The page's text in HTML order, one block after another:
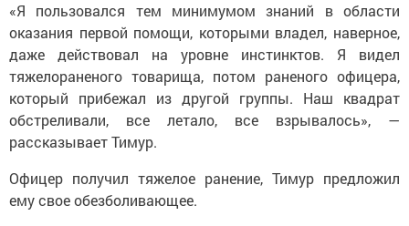
«Я пользовался тем минимумом знаний в области
оказания первой помощи, которыми владел, наверное,
даже действовал на уровне инстинктов. Я видел
тяжелораненого товарища, потом раненого офицера,
который прибежал из другой группы. Наш квадрат
обстреливали, все летало, все взрывалось», —
рассказывает Тимур.
Офицер получил тяжелое ранение, Тимур предложил
ему свое обезболивающее.